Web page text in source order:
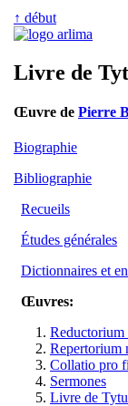
↑ début
Livre de
Œuvre de Pierre
Biographie
Bibliographie
Recueils
Études générales
Dictionnaires et
Œuvres:
Reductorium
Repertorium
Collatio pro
Sermones
Livre de